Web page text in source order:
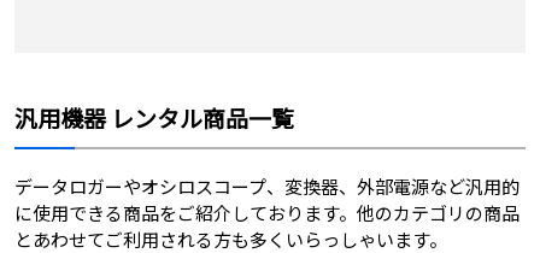
汎用機器 レンタル商品一覧
データロガーやオシロスコープ、変換器、外部電源など汎用的
に使用できる商品をご紹介しております。他のカテゴリの商品
とあわせてご利用される方も多くいらっしゃいます。